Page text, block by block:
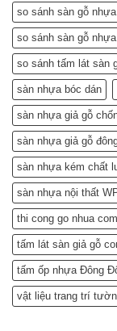
so sánh sàn gỗ
so sánh sàn gỗ
so sánh tấm lát sàn
sàn nhựa bóc dán
sàn nhựa giả gỗ
sàn nhựa giả gỗ
sàn nhựa kém chất
sàn nhựa nội thất
thi cong go nhua
tấm lát sàn giả gỗ
tấm ốp nhựa Đông
vật liệu trang trí